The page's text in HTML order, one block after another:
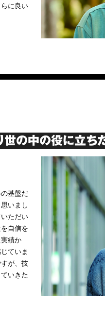
に良い
の中の役に立ちた
基盤だ
いまし
ただい
自信を
績か
ていま
が、技
いきた